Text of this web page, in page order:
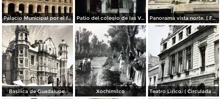
Palacio Municipal por el fotografo Hugo Brehme.. Patio del colegio de las Vizcainas por el fotografo Hugo Brehme. Panorama vista norte. ( Fechada el 20 de Junio de 1905 ).
Basilica de Guadalupe. Xochimilco Teatro Lirico. ( Circulada el 1 de Agosto de 1926 ).